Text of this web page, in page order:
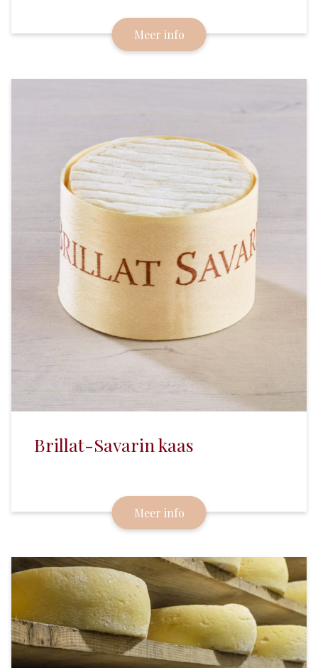
Bourgondische kazen kunnen de gekste vormen
hebben: vierkant, rond, piramide, taartpunt,
vloeibaar… Elk vorm heeft z’n eigen manier van
Meer info
Brillat-Savarin kaas
geproduceerd door de Cistenciënzer monniken.
Nadien verrijkt met room en genoemd naar de
beroemde Franse gastronoom Brillat-Savarin.
Meer info